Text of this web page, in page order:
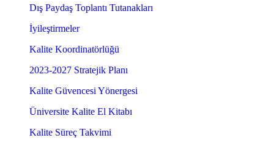
Dış Paydaş Toplantı Tutanakları
İyileştirmeler
Kalite Koordinatörlüğü
2023-2027 Stratejik Planı
Kalite Güvencesi Yönergesi
Üniversite Kalite El Kitabı
Kalite Süreç Takvimi